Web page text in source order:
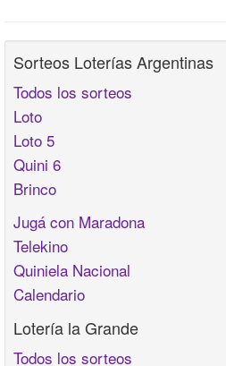
Sorteos Loterías Argentinas
Todos los sorteos
Loto
Loto 5
Quini 6
Brinco
Jugá con Maradona
Telekino
Quiniela Nacional
Calendario
Lotería la Grande
Todos los sorteos